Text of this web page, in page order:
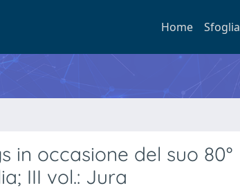
Home Sfoglia
in occasione del suo 80°
III vol.: Jura